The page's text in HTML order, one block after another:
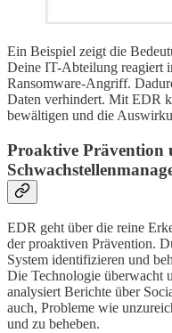
Ein Beispiel zeigt die
Deine IT-Abteilung reagiert
Ransomware-Angriff.
Daten verhindert. Mit EDR
bewältigen und die
Proaktive Prävention
EDR geht über die reine
der proaktiven Prävention.
System identifizieren und
Die Technologie überwacht
analysiert Berichte über
auch, Probleme wie
und zu beheben.